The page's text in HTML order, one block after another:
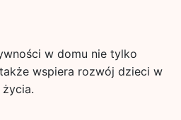
w domu nie tylko
wspiera rozwój dzieci w